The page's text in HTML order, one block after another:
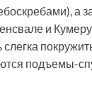
а
и
подъемы-